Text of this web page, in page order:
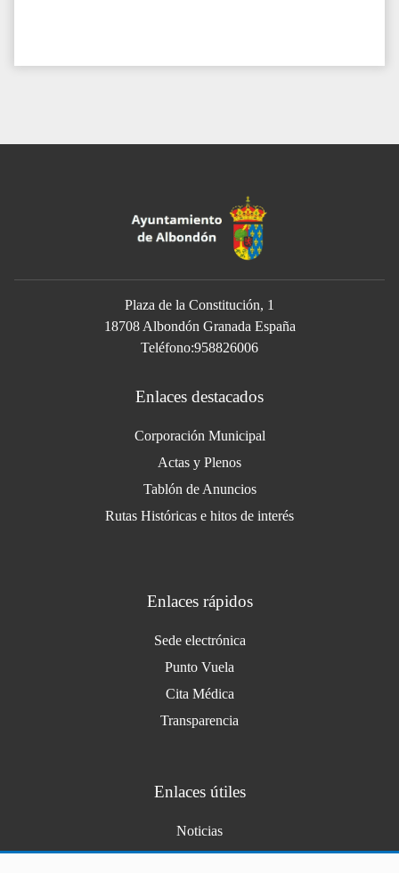
Plaza de la Constitución, 1
18708 Albondón Granada España
Teléfono:958826006
Enlaces destacados
Corporación Municipal
Actas y Plenos
Tablón de Anuncios
Rutas Históricas e hitos de interés
Enlaces rápidos
Sede electrónica
Punto Vuela
Cita Médica
Transparencia
Enlaces útiles
Noticias
Agenda